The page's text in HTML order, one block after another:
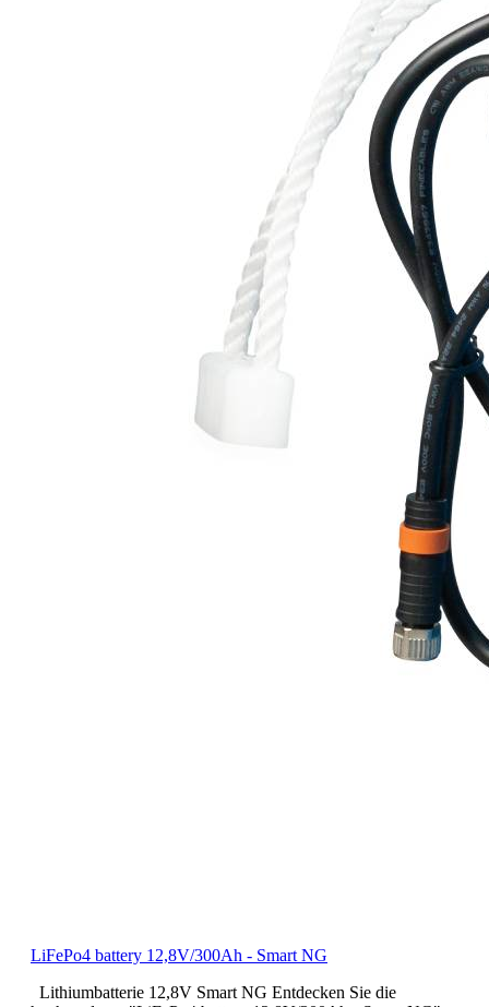
LiFePo4 battery 12,8V/300Ah - Smart NG
Lithiumbatterie 12,8V Smart NG Entdecken Sie die